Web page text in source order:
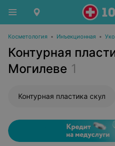
Косметология • Инъекционная •
Контурная
Могилеве 1
Контурная пластика скул